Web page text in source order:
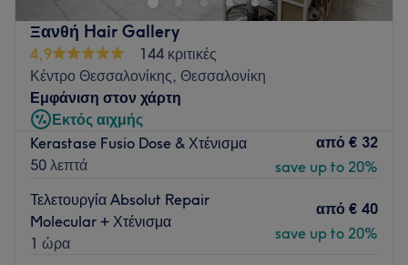
Ξανθή Hair Gallery
4,9
144 κριτικές
Κέντρο Θεσσαλονίκης, Θεσσαλονίκη
Εμφάνιση στον χάρτη
Εκτός αιχμής
Kerastase Fusio Dose & Χτένισμα
50 λεπτά
από € 32
save up to 20%
Τελετουργία Absolut Repair
Molecular + Χτένισμα
1 ώρα
από € 40
save up to 20%